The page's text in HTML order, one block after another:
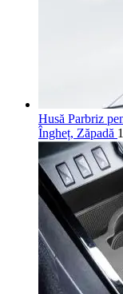
Husă Parbriz
Îngheț, Zăpadă